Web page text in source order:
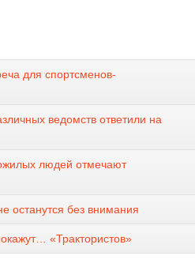
для спортсменов-
ведомств ответили на
людей отмечают
останутся без внимания
«Трактористов»